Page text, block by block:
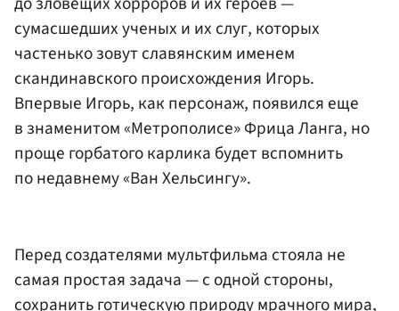
сумасшедших ученых и их слуг, которых
частенько зовут славянским именем
скандинавского происхождения Игорь.
Впервые Игорь, как персонаж, появился еще
в знаменитом «Метрополисе» Фрица Ланга, но
проще горбатого карлика будет вспомнить
по недавнему «Ван Хельсингу».
Перед создателями мультфильма стояла не
самая простая задача — с одной стороны,
сохранить готическую природу мрачного мира,